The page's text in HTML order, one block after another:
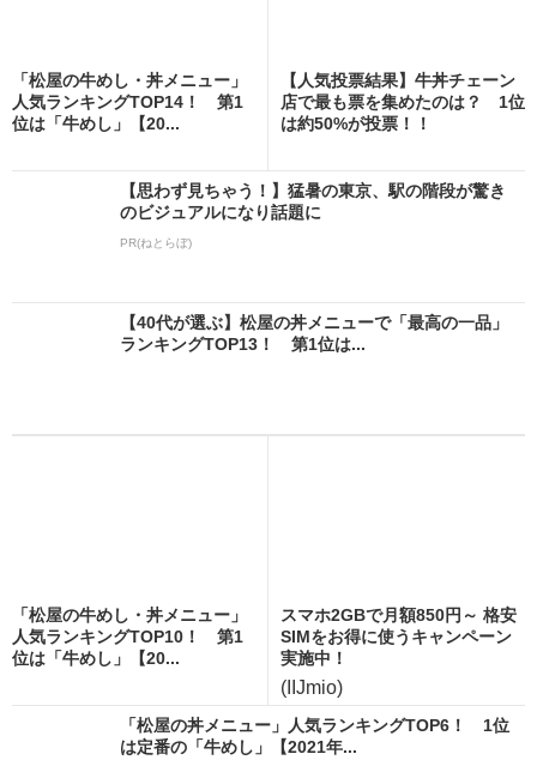
「松屋の牛めし・丼メニュー」
人気ランキングTOP14！ 第1
位は「牛めし」【20...
【人気投票結果】牛丼チェーン
店で最も票を集めたのは？ 1位
は約50%が投票！！
【思わず見ちゃう！】猛暑の東京、駅の階段が驚き
のビジュアルになり話題に
PR(ねとらぼ)
【40代が選ぶ】松屋の丼メニューで「最高の一品」
ランキングTOP13！ 第1位は...
「松屋の牛めし・丼メニュー」
人気ランキングTOP10！ 第1
位は「牛めし」【20...
スマホ2GBで月額850円～ 格安
SIMをお得に使うキャンペーン
実施中！
(IIJmio)
「松屋の丼メニュー」人気ランキングTOP6！ 1位
は定番の「牛めし」【2021年...